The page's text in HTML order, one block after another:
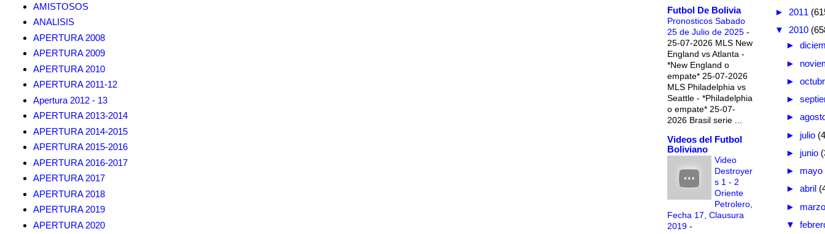
AMISTOSOS
ANALISIS
APERTURA 2008
APERTURA 2009
APERTURA 2010
APERTURA 2011-12
Apertura 2012 - 13
APERTURA 2013-2014
APERTURA 2014-2015
APERTURA 2015-2016
APERTURA 2016-2017
APERTURA 2017
APERTURA 2018
APERTURA 2019
APERTURA 2020
Futbol De Bolivia
Pronosticos Sabado
25 de Julio de 2025 -
25-07-2026 MLS New
England vs Atlanta -
*New England o
empate* 25-07-2026
MLS Philadelphia vs
Seattle - *Philadelphia
o empate* 25-07-
2026 Brasil serie ...
Videos del Futbol
Boliviano
Video
Destroyer
s 1 - 2
Oriente
Petrolero,
Fecha 17, Clausura
2019 -
► 2011
▼ 2010
►
►
►
►
►
► julio
► junio
► mayo
► abril
►
▼